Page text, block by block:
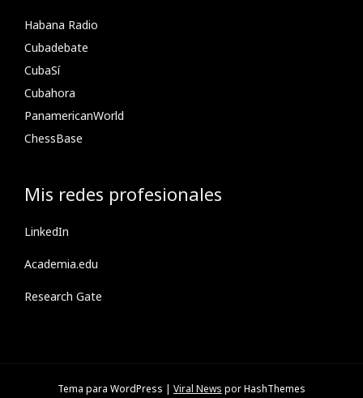
Habana Radio
Cubadebate
CubaSí
Cubahora
PanamericanWorld
ChessBase
Mis redes profesionales
LinkedIn
Academia.edu
Research Gate
Tema para WordPress | Viral News por HashThemes